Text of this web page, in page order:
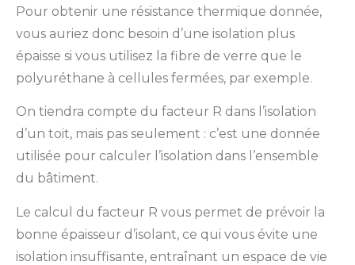
Pour obtenir une résistance thermique donnée,
vous auriez donc besoin d’une isolation plus
épaisse si vous utilisez la fibre de verre que le
polyuréthane à cellules fermées, par exemple.
On tiendra compte du facteur R dans l’isolation
d’un toit, mais pas seulement : c’est une donnée
utilisée pour calculer l’isolation dans l’ensemble
du bâtiment.
Le calcul du facteur R vous permet de prévoir la
bonne épaisseur d’isolant, ce qui vous évite une
isolation insuffisante, entraînant un espace de vie